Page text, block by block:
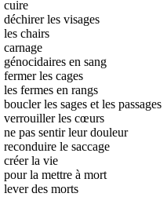
cuire
déchirer les visages
les chairs
carnage
génocidaires en sang
fermer les cages
les fermes en rangs
boucler les sages et les passages
verrouiller les cœurs
ne pas sentir leur douleur
reconduire le saccage
créer la vie
pour la mettre à mort
lever des morts